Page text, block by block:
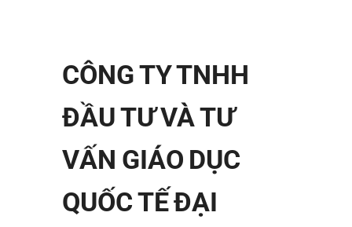
CÔNG TY TNHH
ĐẦU TƯ VÀ TƯ
VẤN GIÁO DỤC
QUỐC TẾ ĐẠI